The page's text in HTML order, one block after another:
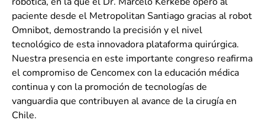
paciente desde el Metropolitan Santiago gracias al robot
Omnibot, demostrando la precisión y el nivel
tecnológico de esta innovadora plataforma quirúrgica.
Nuestra presencia en este importante congreso reafirma
el compromiso de Cencomex con la educación médica
continua y con la promoción de tecnologías de
vanguardia que contribuyen al avance de la cirugía en
Chile.